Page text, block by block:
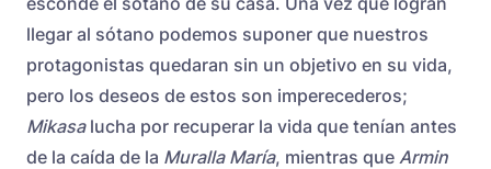
llegar al sótano podemos suponer que nuestros
protagonistas quedaran sin un objetivo en su vida,
pero los deseos de estos son imperecederos;
Mikasalucha por recuperar la vida que tenían antes
de la caída de la Muralla María, mientras que Armin